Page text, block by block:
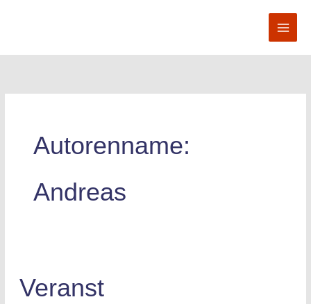
Autorenname:
Andreas
Veranst